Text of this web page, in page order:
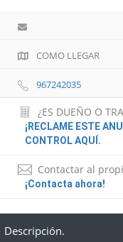
COMO LLEGAR
967242035
¿ES DUEÑO O
¡RECLAME ESTE
CONTROL AQUÍ.
Contactar al
¡Contacta ahora!
Descripción.